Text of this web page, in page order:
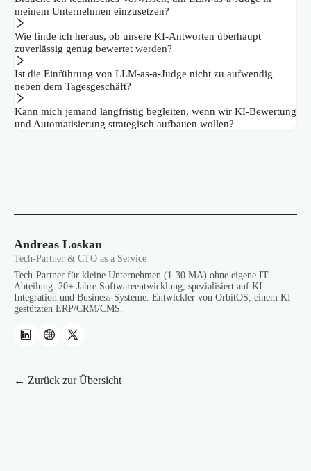
meinem Unternehmen einzusetzen?
Wie finde ich heraus, ob unsere KI-Antworten überhaupt
zuverlässig genug bewertet werden?
Ist die Einführung von LLM-as-a-Judge nicht zu aufwendig
neben dem Tagesgeschäft?
Kann mich jemand langfristig begleiten, wenn wir KI-Bewertung
und Automatisierung strategisch aufbauen wollen?
Andreas Loskan
Tech-Partner & CTO as a Service
Tech-Partner für kleine Unternehmen (1-30 MA) ohne eigene IT-
Abteilung. 20+ Jahre Softwareentwicklung, spezialisiert auf KI-
Integration und Business-Systeme. Entwickler von OrbitOS, einem KI-
gestützten ERP/CRM/CMS.
← Zurück zur Übersicht